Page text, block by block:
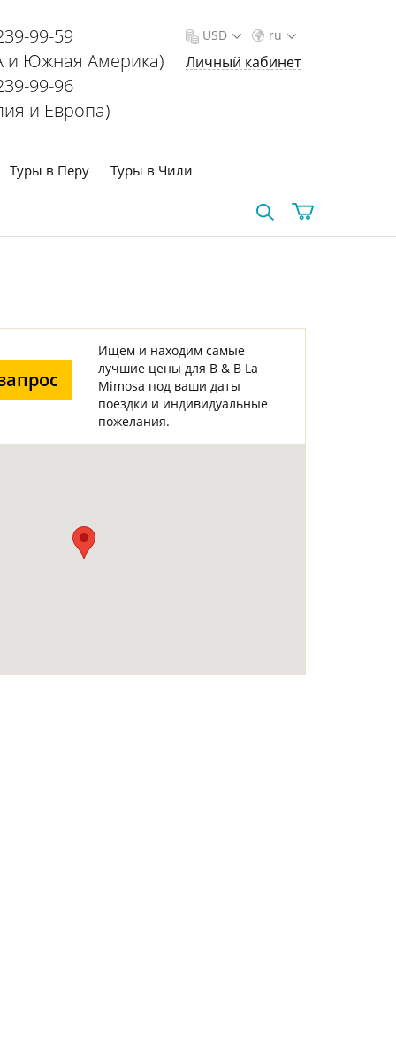
99-59
Южная Америка)
99-96
и Европа)
ru
USD
Личный кабинет
Туры в Перу Туры в Чили
Ищем и находим самые
лучшие цены для B & B La
Mimosa под ваши даты
поездки и индивидуальные
пожелания.